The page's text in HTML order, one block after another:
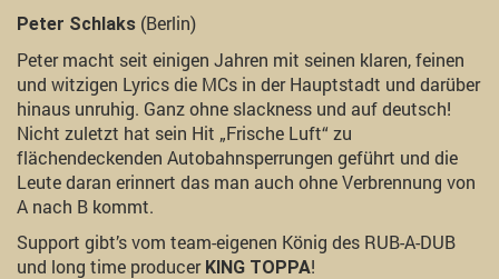
Peter Schlaks (Berlin)
Peter macht seit einigen Jahren mit seinen klaren, feinen
und witzigen Lyrics die MCs in der Hauptstadt und darüber
hinaus unruhig. Ganz ohne slackness und auf deutsch!
Nicht zuletzt hat sein Hit „Frische Luft“ zu
flächendeckenden Autobahnsperrungen geführt und die
Leute daran erinnert das man auch ohne Verbrennung von
A nach B kommt.
Support gibt’s vom team-eigenen König des RUB-A-DUB
und long time producer KING TOPPA!